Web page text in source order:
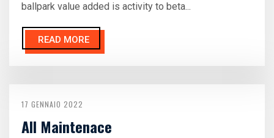
ballpark value added is activity to beta...
READ MORE
17 GENNAIO 2022
All Maintenace